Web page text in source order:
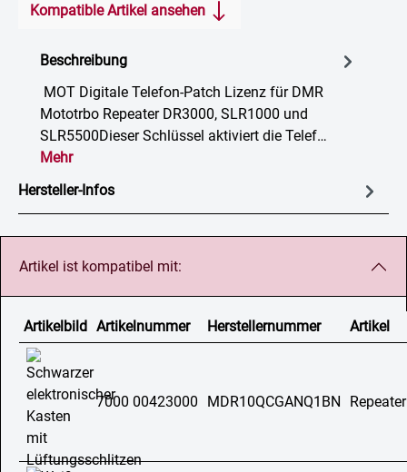
Kompatible Artikel ansehen
Beschreibung
MOT Digitale Telefon-Patch Lizenz für DMR
Mototrbo Repeater DR3000, SLR1000 und
SLR5500Dieser Schlüssel aktiviert die Telef…
Mehr
Hersteller-Infos
Artikel ist kompatibel mit:
Artikelbild Artikelnummer Herstellernummer Artikel
7000 00423000 MDR10QCGANQ1BN